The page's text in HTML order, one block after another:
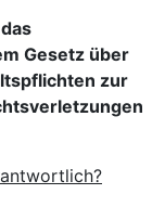
Gesetz über
zur